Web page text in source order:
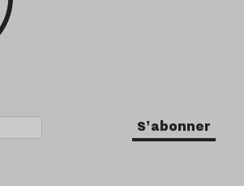
S'abonner